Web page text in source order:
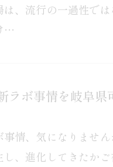
は、流行の一過性で
…
ラボ事情を岐阜
事情、気になりませ
し、進化してきたか